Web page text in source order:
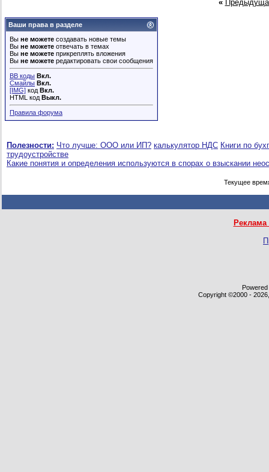
«
Ваши права в разделе
Вы не можете создавать новые темы
Вы не можете отвечать в темах
Вы не можете прикреплять вложения
Вы не можете редактировать свои сообщения
BB коды Вкл.
Смайлы Вкл.
[IMG] код Вкл.
HTML код Выкл.
Правила форума
Полезности: Что лучше: ООО или ИП? калькулятор НДС Книги по
трудоустройстве
Какие понятия и определения используются в спорах о взыскании
Текущее
Copyright ©2000 -